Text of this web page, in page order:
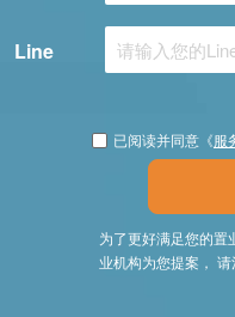
Line
已阅读并同意《服
为了更好满足您的置
业机构为您提案，